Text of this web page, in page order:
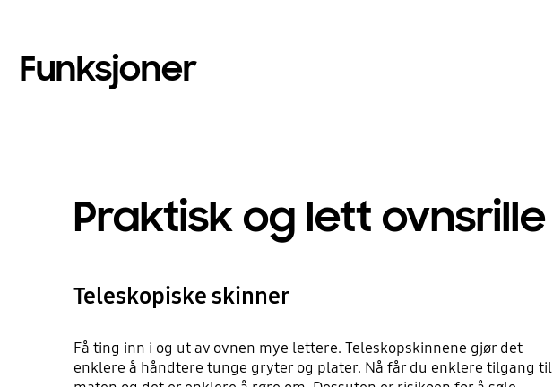
Funksjoner
Praktisk og lett ovnsrille
Teleskopiske skinner
Få ting inn i og ut av ovnen mye lettere. Teleskopskinnene gjør det
enklere å håndtere tunge gryter og plater. Nå får du enklere tilgang til